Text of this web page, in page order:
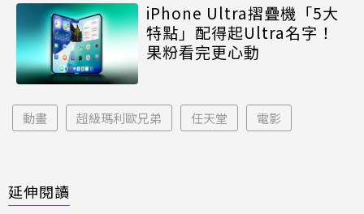
iPhone Ultra摺疊機「5大
特點」配得起Ultra名字！
果粉看完更心動
動畫 超級瑪利歐兄弟 任天堂 電影
延伸閱讀